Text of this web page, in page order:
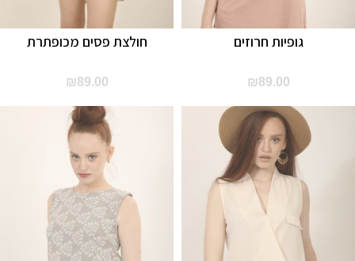
חולצת פסים מכופתרת
₪89.00
גופיות חרוזים
₪89.00